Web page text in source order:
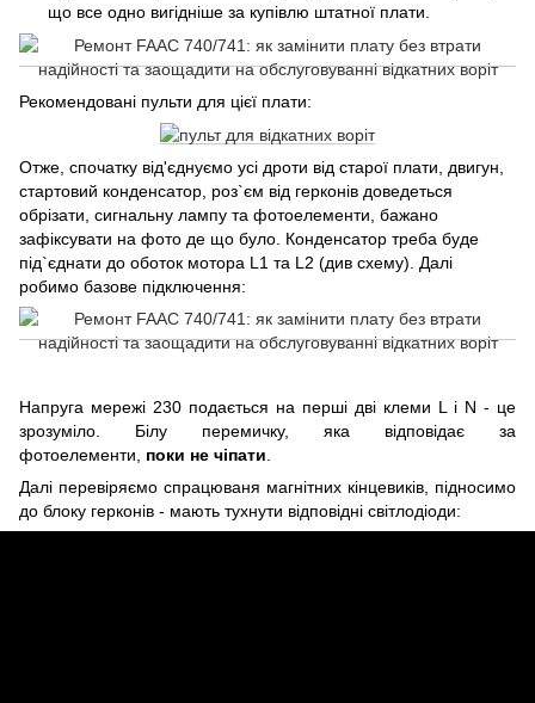
що все одно вигідніше за купівлю штатної плати.
Рекомендовані пульти для цієї плати:
Отже, спочатку від'єднуємо усі дроти від старої плати, двигун,
стартовий конденсатор, роз`єм від герконів доведеться
обрізати, сигнальну лампу та фотоелементи, бажано
зафіксувати на фото де що було. Конденсатор треба буде
під`єднати до оботок мотора L1 та L2 (див схему). Далі
робимо базове підключення:
Напруга мережі 230 подається на перші дві клеми L і N - це
зрозуміло. Білу перемичку, яка відповідає за
фотоелементи, поки не чіпати.
Далі перевіряємо спрацюваня магнітних кінцевиків, підносимо
до блоку герконів - мають тухнути відповідні світлодіоди: